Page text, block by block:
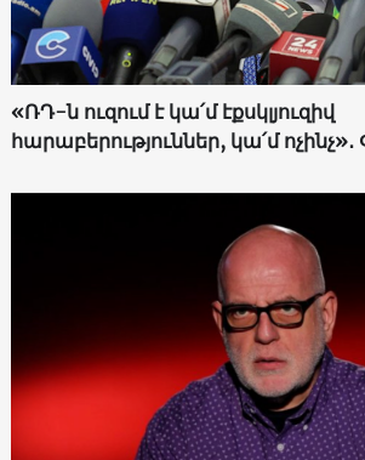
«ՌԴ-ն ուզում է կա՛մ էքսկլյուզիվ
հարաբերություններ, կա՛մ